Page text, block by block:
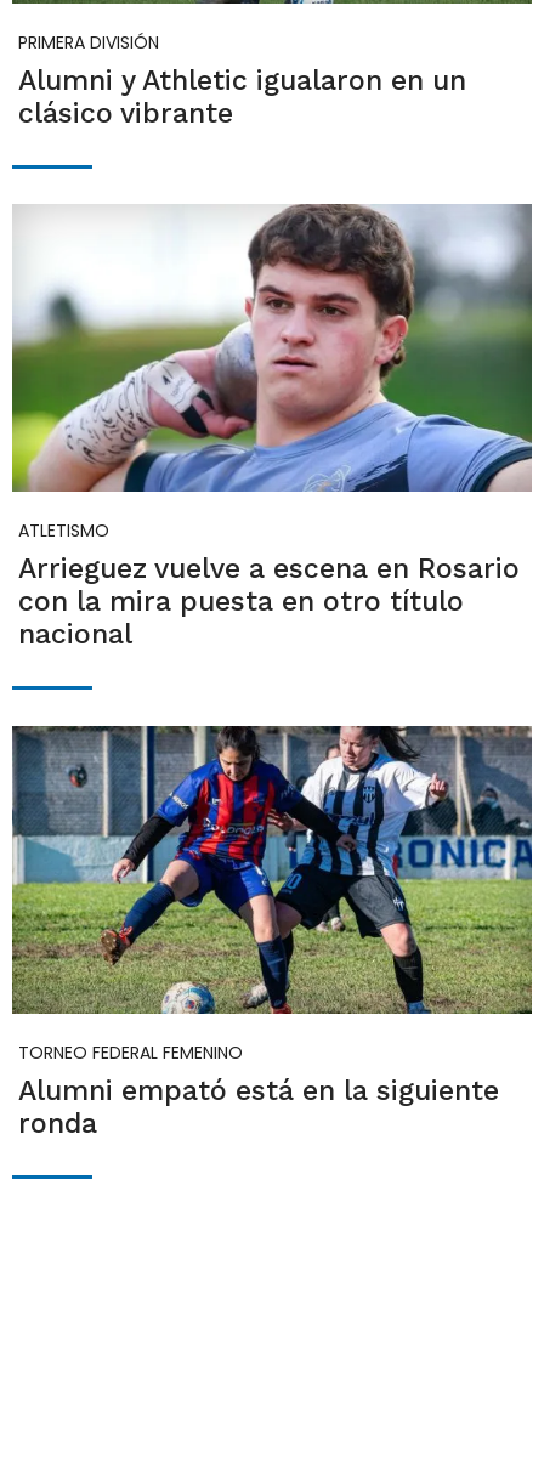
PRIMERA DIVISIÓN
Alumni y Athletic igualaron en un
clásico vibrante
ATLETISMO
Arrieguez vuelve a escena en Rosario
con la mira puesta en otro título
nacional
TORNEO FEDERAL FEMENINO
Alumni empató está en la siguiente
ronda